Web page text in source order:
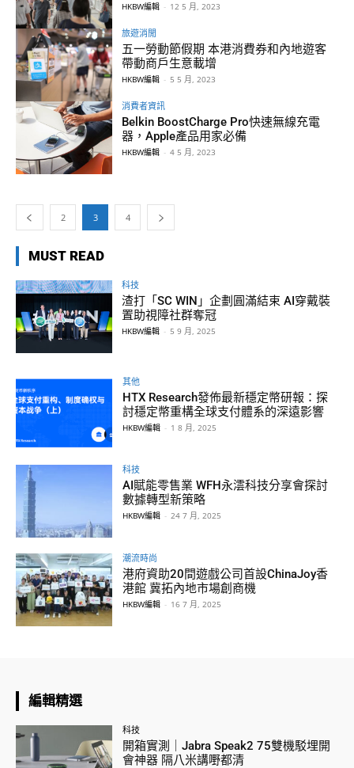
HKBW編輯 - 12 5 月, 2023
旅遊消閒
五一勞動節假期 本港消費券和內地遊客
帶動商戶生意載增
HKBW編輯 - 5 5 月, 2023
消費者資訊
Belkin BoostCharge Pro快速無線充電
器，Apple產品用家必備
HKBW編輯 - 4 5 月, 2023
2 3 4
MUST READ
科技
渣打「SC WIN」企劃圓滿結束 AI穿戴裝
置助視障社群奪冠
HKBW編輯 - 5 9 月, 2025
其他
HTX Research發佈最新穩定幣研報：探
討穩定幣重構全球支付體系的深遠影響
HKBW編輯 - 1 8 月, 2025
科技
AI賦能零售業 WFH永澐科技分享會探討
數據轉型新策略
HKBW編輯 - 24 7 月, 2025
潮流時尚
港府資助20間遊戲公司首設ChinaJoy香
港館 冀拓內地市場創商機
HKBW編輯 - 16 7 月, 2025
編輯精選
科技
開箱實測｜Jabra Speak2 75雙機駁埋開
會神器 隔八米講嘢都清